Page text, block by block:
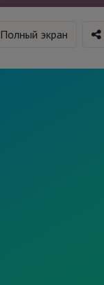
Полный экран